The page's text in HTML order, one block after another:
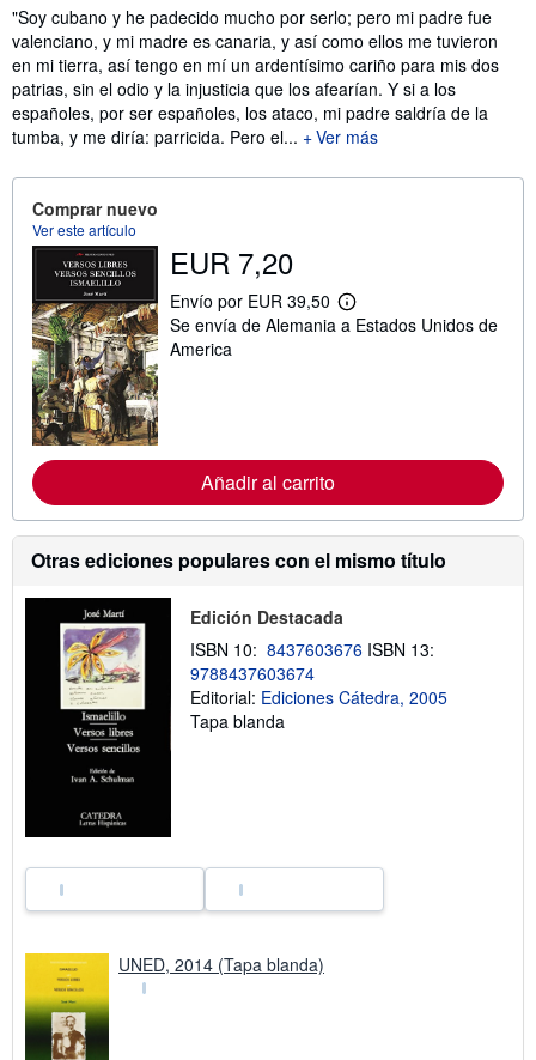
Sinopsis
"Soy cubano y he padecido mucho por serlo; pero mi padre fue
valenciano, y mi madre es canaria, y así como ellos me tuvieron
en mi tierra, así tengo en mí un ardentísimo cariño para mis dos
patrias, sin el odio y la injusticia que los afearían. Y si a los
españoles, por ser españoles, los ataco, mi padre saldría de la
tumba, y me diría: parricida. Pero el...
Ver más
Comprar nuevo
Ver este artículo
EUR 7,20
Envío por EUR 39,50
M
á
i
ó
s
l
t
e
Se envía de Alemania a Estados Unidos de
America
Añadir al carrito
Otras ediciones populares con el mismo título
Edición Destacada
ISBN 10: 8437603676 ISBN 13:
9788437603674
Editorial: Ediciones Cátedra, 2005
Tapa blanda
UNED, 2014 (Tapa blanda)